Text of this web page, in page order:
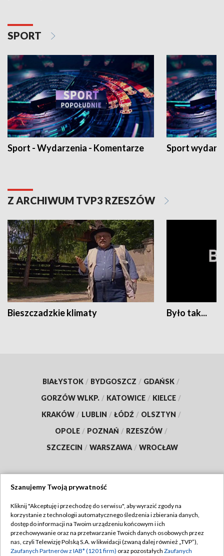
SPORT
Sport - Wydarzenia - Komentarze Sport
Z ARCHIWUM TVP3 RZESZÓW
Bieszczadzkie klimaty Było tak...
BIAŁYSTOK / BYDGOSZCZ / GDAŃSK /
GORZÓW WLKP. / KATOWICE / KIELCE /
KRAKÓW / LUBLIN / ŁÓDŹ / OLSZTYN /
OPOLE / POZNAŃ / RZESZÓW /
SZCZECIN / WARSZAWA / WROCŁAW
TVP
Abonament TVP
Emisja w TVP
Regulamin TVP
Polityka prywatności
Szanujemy Twoją prywatność
Kliknij "Akceptuję i przechodzę do serwisu", aby wyrazić zgody na
korzystanie z technologii automatycznego śledzenia i zbierania danych,
dostęp do informacji na Twoim urządzeniu końcowym i ich
przechowywanie oraz na przetwarzanie Twoich danych osobowych przez
nas, czyli Telewizję Polską S.A. w likwidacji (zwaną dalej również „TVP”),
Zaufanych Partnerów z IAB* (1201 firm) oraz pozostałych Zaufanych